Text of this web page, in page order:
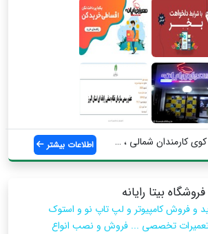
کارمندان شمالی ، بل... اطلاعات بیشتر
فروشگاه بیتا رایانه
و فروش کامپیوتر و لپ تاپ نو و استوک
تخصصی ... فروش و نصب انواع